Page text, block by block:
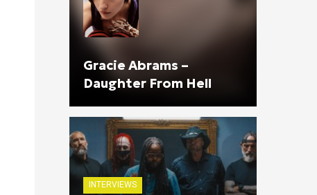
Gracie Abrams –
Daughter From Hell
INTERVIEWS